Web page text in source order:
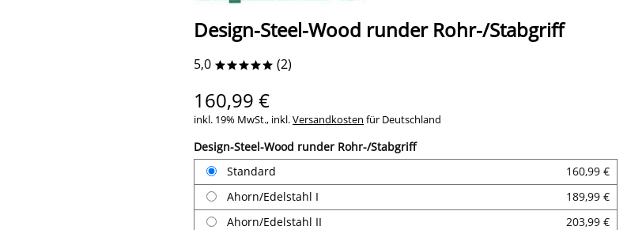
Design-Steel-Wood runder Rohr-/Stabgriff
5,0 ***** (2)
160,99 €
inkl. 19% MwSt., inkl.Versandkosten für Deutschland
Design-Steel-Wood runder Rohr-/Stabgriff
Standard
160,99 €
Ahorn/Edelstahl I
189,99 €
Ahorn/Edelstahl II
203,99 €